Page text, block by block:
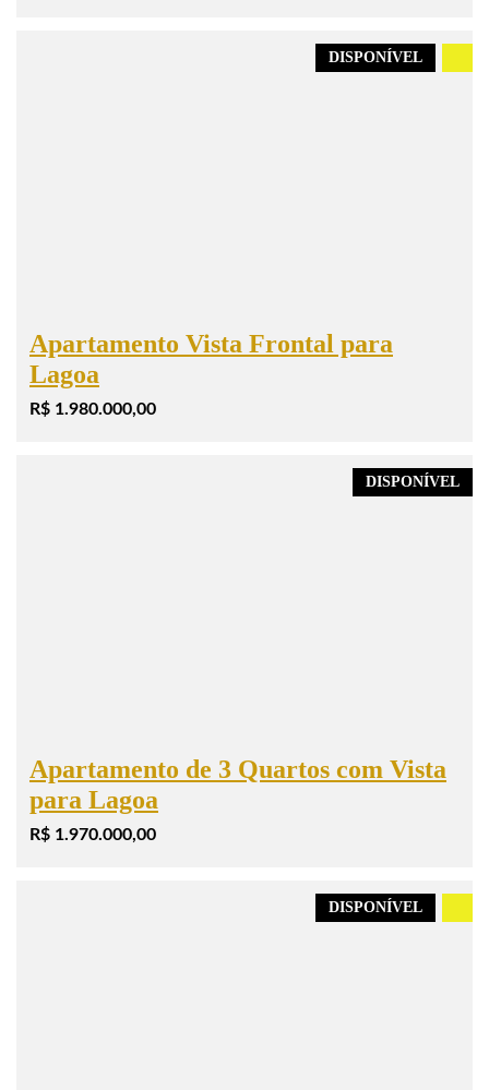
DISPONÍVEL
Apartamento Vista Frontal para
Lagoa
R$ 1.980.000,00
DISPONÍVEL
Apartamento de 3 Quartos com Vista
para Lagoa
R$ 1.970.000,00
DISPONÍVEL